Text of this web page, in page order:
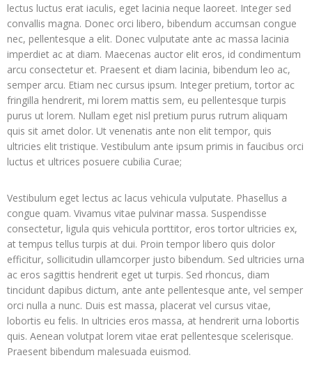
lectus luctus erat iaculis, eget lacinia neque laoreet. Integer sed
convallis magna. Donec orci libero, bibendum accumsan congue
nec, pellentesque a elit. Donec vulputate ante ac massa lacinia
imperdiet ac at diam. Maecenas auctor elit eros, id condimentum
arcu consectetur et. Praesent et diam lacinia, bibendum leo ac,
semper arcu. Etiam nec cursus ipsum. Integer pretium, tortor ac
fringilla hendrerit, mi lorem mattis sem, eu pellentesque turpis
purus ut lorem. Nullam eget nisl pretium purus rutrum aliquam
quis sit amet dolor. Ut venenatis ante non elit tempor, quis
ultricies elit tristique. Vestibulum ante ipsum primis in faucibus orci
luctus et ultrices posuere cubilia Curae;
Vestibulum eget lectus ac lacus vehicula vulputate. Phasellus a
congue quam. Vivamus vitae pulvinar massa. Suspendisse
consectetur, ligula quis vehicula porttitor, eros tortor ultricies ex,
at tempus tellus turpis at dui. Proin tempor libero quis dolor
efficitur, sollicitudin ullamcorper justo bibendum. Sed ultricies urna
ac eros sagittis hendrerit eget ut turpis. Sed rhoncus, diam
tincidunt dapibus dictum, ante ante pellentesque ante, vel semper
orci nulla a nunc. Duis est massa, placerat vel cursus vitae,
lobortis eu felis. In ultricies eros massa, at hendrerit urna lobortis
quis. Aenean volutpat lorem vitae erat pellentesque scelerisque.
Praesent bibendum malesuada euismod.